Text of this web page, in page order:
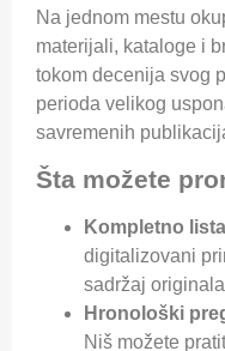
Na jednom mestu
materijali, kataloge i
tokom decenija svog
perioda velikog
savremenih
Šta možete
Kompletno
digitalizovani
sadržaj
Hronološki
Niš možete